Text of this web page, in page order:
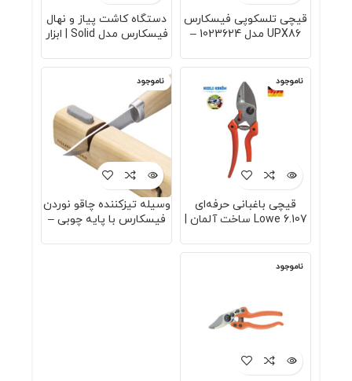
قیچی تلسکوپی فیسکارس
UPX86 مدل 1023624 –
تنظیم طول و زاویه برای
برش آسان و دقیق با
ضمانت اصالت
دستگاه کاشت پیاز و نهال
فیسکارس مدل Solid | ابزار
کاشت سریع و یکنواخت |
طراحی ارگونومیک | جنس
آلومینیوم با دوام
ناموجود
قیچی باغبانی حرفه‌ای
Lowe 6.107 ساخت آلمان |
طول ۲۰ سانتی‌متر برای
هرس شاخه‌های متوسط و
ناموجود
وسیله تیزکننده چاقو نوردن
فیسکارس با پایه چوبی –
و تبر با طراحی فنلاندی و
ناموجود